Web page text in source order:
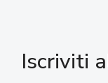
Iscriviti